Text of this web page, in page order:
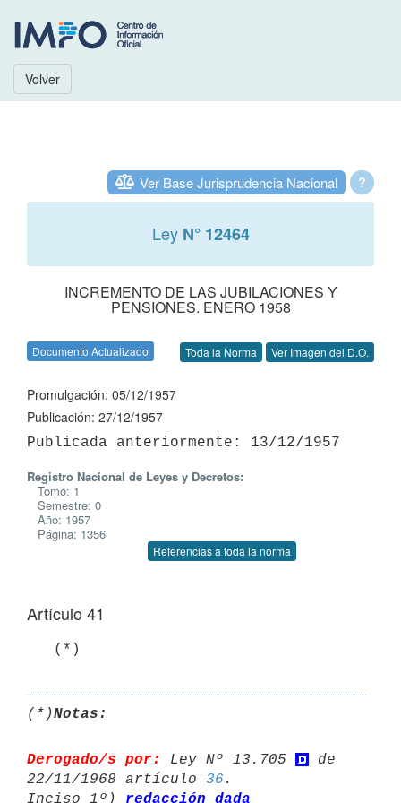
Volver
?
Ver Base Jurisprudencia Nacional
Ley N° 12464
INCREMENTO DE LAS JUBILACIONES Y
PENSIONES. ENERO 1958
Documento Actualizado Toda la Norma Ver Imagen del D.O.
Promulgación: 05/12/1957
Publicación: 27/12/1957
Registro Nacional de Leyes y Decretos:
Tomo: 1
Semestre: 0
Año: 1957
Página: 1356
Referencias a toda la norma
Artículo 41
   (*)
(*)Notas:
Derogado/s por: Ley Nº 13.705
de
22/11/1968 artículo 36 .
Inciso 1º) redacción dada